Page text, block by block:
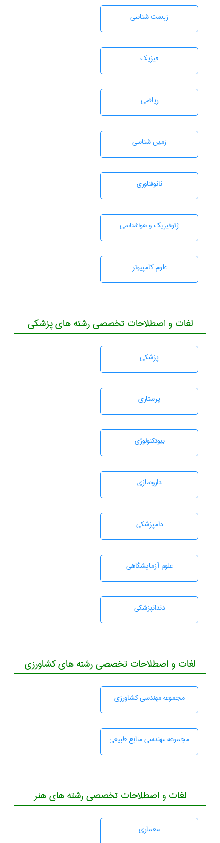
زيست شناسی
فیزیک
رياضی
زمين شناسی
نانوفناوری
ژئوفيزيك و هواشناسی
علوم کامپیوتر
لغات و اصطلاحات تخصصی رشته های پزشکی
پزشكی
پرستاری
بيوتكنولوژی
داروسازی
دامپزشكی
علوم آزمايشگاهی
دندانپزشكی
لغات و اصطلاحات تخصصی رشته های کشاورزی
مجموعه مهندسی كشاورزی
مجموعه مهندسی منابع طبيعی
لغات و اصطلاحات تخصصی رشته های هنر
معماری